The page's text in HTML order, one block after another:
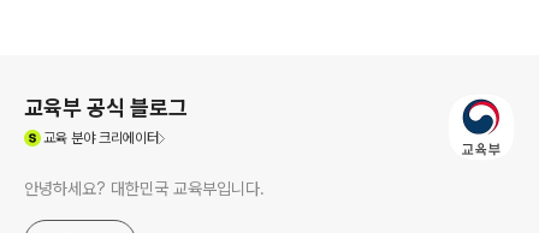
교육부 공식 블로그
교육분야 크리에이터
안녕하세요? 대한민국 교육부입니다.